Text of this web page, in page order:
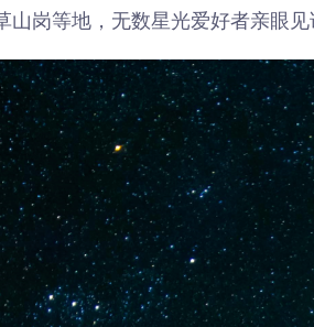
山岗等地，无数星光爱好者亲眼